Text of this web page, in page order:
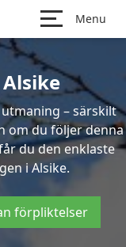
Menu
– särskilt
om du följer denna
du den enklaste
i Alsike.
förpliktelser